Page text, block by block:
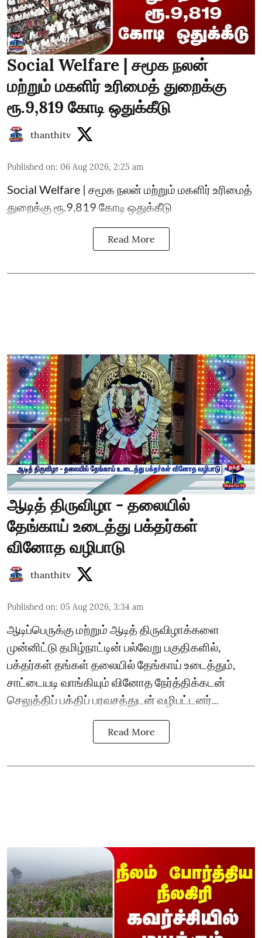
Social Welfare | சமூக நலன்
மற்றும் மகளிர் உரிமைத் துறைக்கு
ரூ.9,819 கோடி ஒதுக்கீடு
thanthitv
Published on: 06 Aug 2026, 2:25 am
Social Welfare | சமூக நலன் மற்றும் மகளிர் உரிமைத்
துறைக்கு ரூ.9,819 கோடி ஒதுக்கீடு
Read More
ஆடித் திருவிழா - தலையில்
தேங்காய் உடைத்து பக்தர்கள்
வினோத வழிபாடு
thanthitv
Published on: 05 Aug 2026, 3:34 am
ஆடிப்பெருக்கு மற்றும் ஆடித் திருவிழாக்களை
முன்னிட்டு தமிழ்நாட்டின் பல்வேறு பகுதிகளில்,
பக்தர்கள் தங்கள் தலையில் தேங்காய் உடைத்தும்,
சாட்டையடி வாங்கியும் வினோத நேர்த்திக்கடன்
செலுத்திப் பக்திப் பரவசத்துடன் வழிபட்டனர்...
Read More